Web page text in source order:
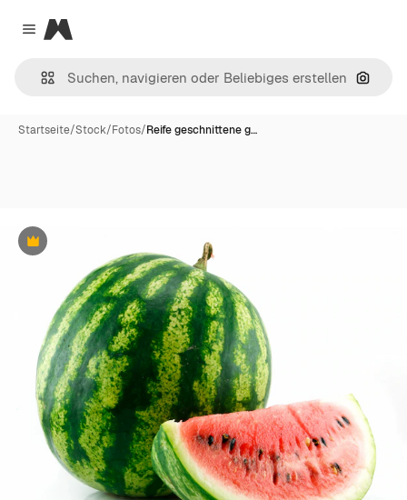
Close menu
Magnific
Nach
Startseite/Stock/Fotos/Reife geschnittene g…
Premium